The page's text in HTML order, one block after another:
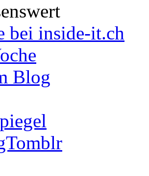
bei inside-it.ch
Blog